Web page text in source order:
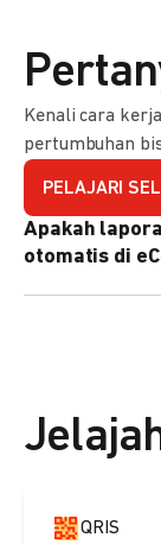
Kenali cara
pertumbuhan
PELAJARI
Apakah
otomatis di
QRIS